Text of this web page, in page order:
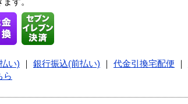
す。
い) 銀行振込(前払い) 代金引換宅配便
ら